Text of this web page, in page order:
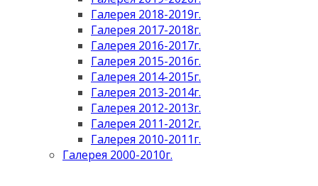
Галерея 2018-2019г.
Галерея 2017-2018г.
Галерея 2016-2017г.
Галерея 2015-2016г.
Галерея 2014-2015г.
Галерея 2013-2014г.
Галерея 2012-2013г.
Галерея 2011-2012г.
Галерея 2010-2011г.
Галерея 2000-2010г.